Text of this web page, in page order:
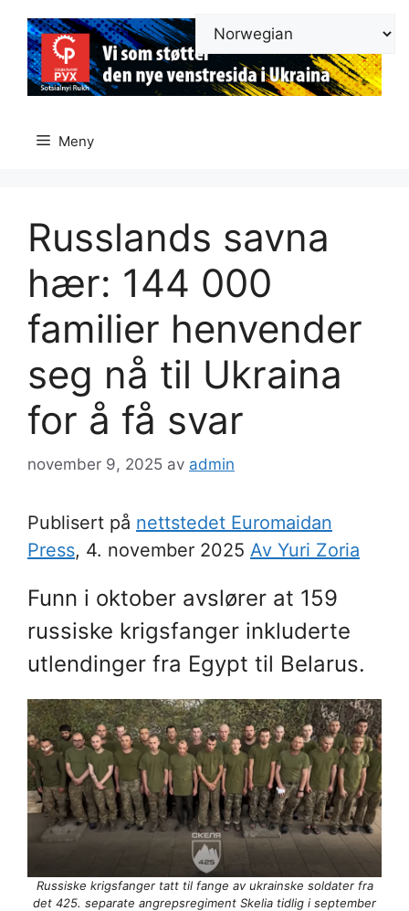
innhold
Meny
Russlands savna
hær: 144 000
familier henvender
seg nå til Ukraina
for å få svar
november 9, 2025 av admin
Publisert på nettstedet Euromaidan
Press, 4. november 2025 Av Yuri Zoria
Funn i oktober avslører at 159
russiske krigsfanger inkluderte
utlendinger fra Egypt til Belarus.
Russiske krigsfanger tatt til fange av ukrainske soldater fra
det 425. separate angrepsregiment Skelia tidlig i september